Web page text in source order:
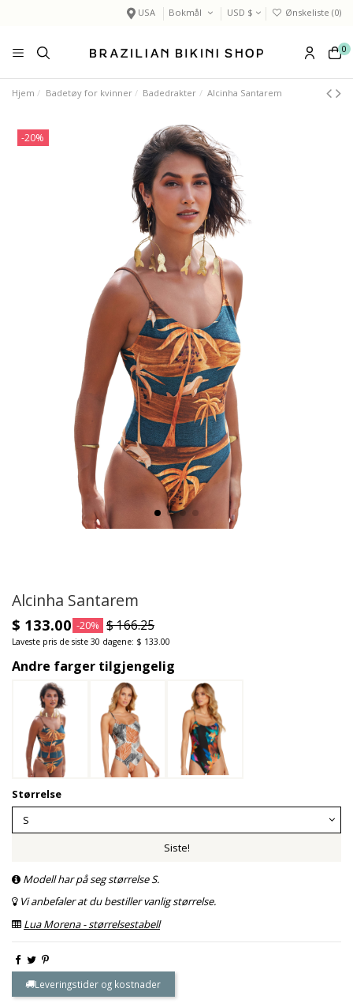
USA Bokmål USD $ Ønskeliste (0)
0
Hjem Badetøy for kvinner Badedrakter Alcinha Santarem
-20%
Alcinha Santarem
$ 133.00 -20% $ 166.25
Laveste pris de siste 30 dagene: $ 133.00
Andre farger tilgjengelig
Størrelse
Siste!
Modell har på seg størrelse S.
Vi anbefaler at du bestiller vanlig størrelse.
Lua Morena - størrelsestabell
Leveringstider og kostnader